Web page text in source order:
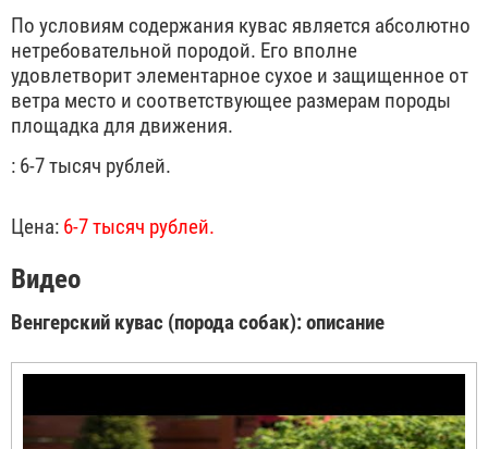
По условиям содержания кувас является абсолютно
нетребовательной породой. Его вполне
удовлетворит элементарное сухое и защищенное от
ветра место и соответствующее размерам породы
площадка для движения.
: 6-7 тысяч рублей.
Цена: 6-7 тысяч рублей.
Видео
Венгерский кувас (порода собак): описание